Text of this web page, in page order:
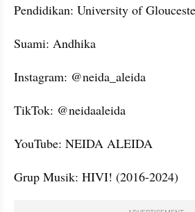
Pendidikan: University of
Suami: Andhika
Instagram: @neida_aleida
TikTok: @neidaaleida
YouTube: NEIDA ALEIDA
Grup Musik: HIVI! (2016-2024)